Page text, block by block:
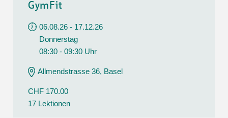
GymFit
06.08.26 - 17.12.26
Donnerstag
08:30 - 09:30 Uhr
Allmendstrasse 36, Basel
CHF 170.00
17 Lektionen